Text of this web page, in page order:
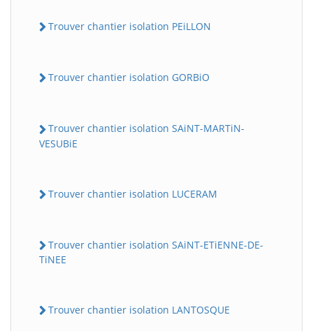
Trouver chantier isolation PEiLLON
Trouver chantier isolation GORBiO
Trouver chantier isolation SAiNT-MARTiN-
VESUBiE
Trouver chantier isolation LUCERAM
Trouver chantier isolation SAiNT-ETiENNE-DE-
TiNEE
Trouver chantier isolation LANTOSQUE